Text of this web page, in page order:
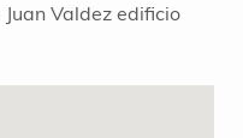
Valdez edificio